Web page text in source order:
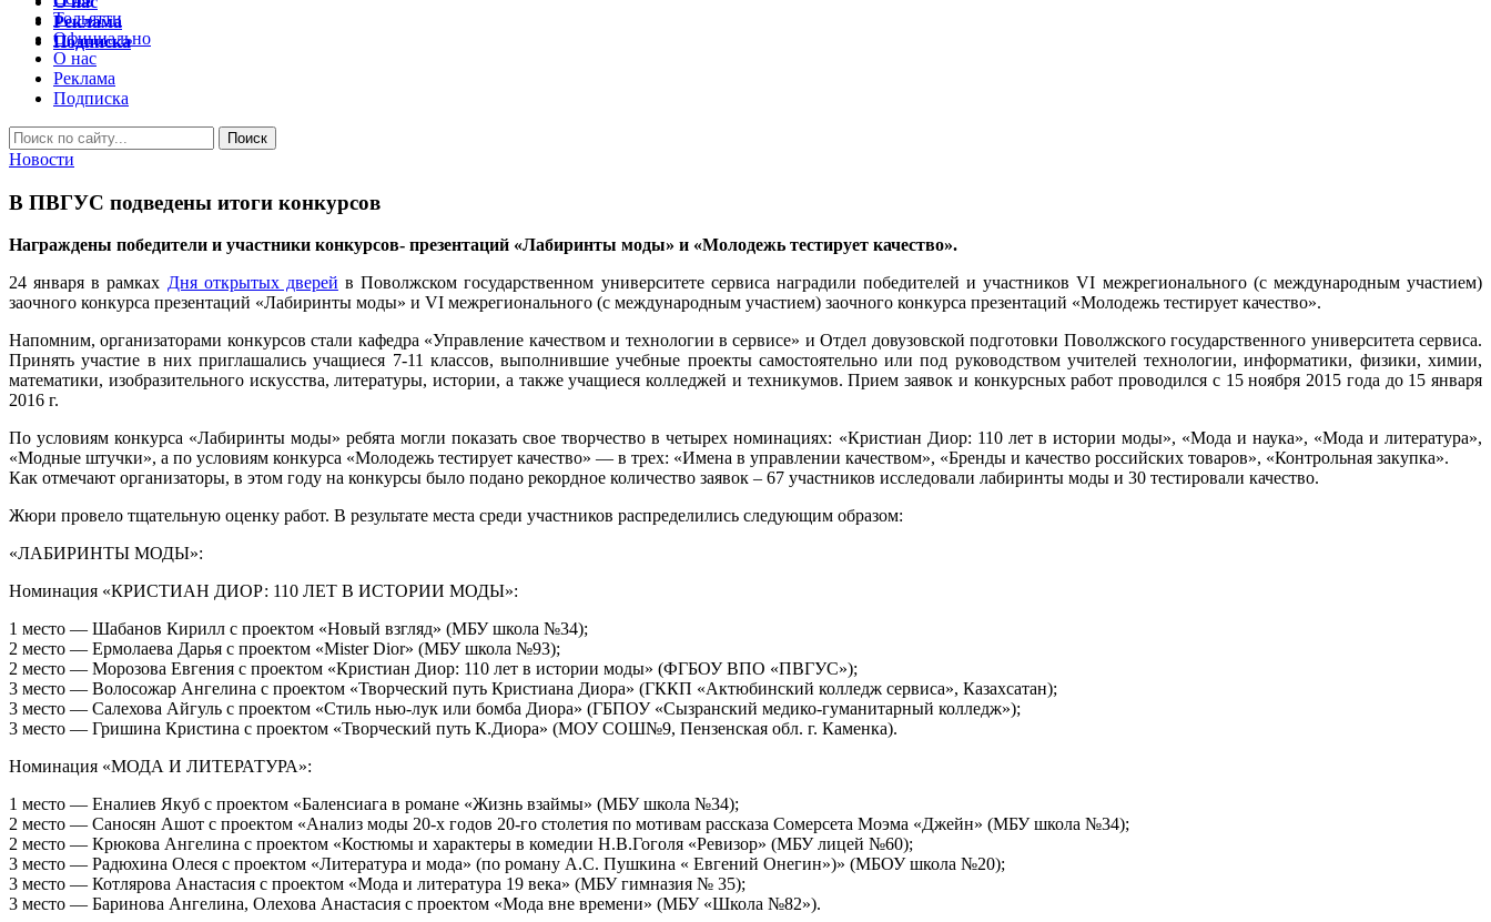
Тольятти
Официально
О нас
Реклама
Подписка
Новости
В ПВГУС подведены итоги конкурсов
Награждены победители и участники конкурсов- презентаций «Лабиринты моды» и «Молодежь тестирует качество».
24 января в рамках Дня открытых дверей в Поволжском государственном университете сервиса наградили победителей и участников VI межрегионального (с международным участием)
заочного конкурса презентаций «Лабиринты моды» и VI межрегионального (с международным участием) заочного конкурса презентаций «Молодежь тестирует качество».
Напомним, организаторами конкурсов стали кафедра «Управление качеством и технологии в сервисе» и Отдел довузовской подготовки Поволжского государственного университета сервиса.
Принять участие в них приглашались учащиеся 7-11 классов, выполнившие учебные проекты самостоятельно или под руководством учителей технологии, информатики, физики, химии,
математики, изобразительного искусства, литературы, истории, а также учащиеся колледжей и техникумов. Прием заявок и конкурсных работ проводился с 15 ноября 2015 года до 15 января
2016 г.
По условиям конкурса «Лабиринты моды» ребята могли показать свое творчество в четырех номинациях: «Кристиан Диор: 110 лет в истории моды», «Мода и наука», «Мода и литература»,
«Модные штучки», а по условиям конкурса «Молодежь тестирует качество» — в трех: «Имена в управлении качеством», «Бренды и качество российских товаров», «Контрольная закупка».
Как отмечают организаторы, в этом году на конкурсы было подано рекордное количество заявок – 67 участников исследовали лабиринты моды и 30 тестировали качество.
Жюри провело тщательную оценку работ. В результате места среди участников распределились следующим образом:
«ЛАБИРИНТЫ МОДЫ»:
Номинация «КРИСТИАН ДИОР: 110 ЛЕТ В ИСТОРИИ МОДЫ»:
1 место — Шабанов Кирилл с проектом «Новый взгляд» (МБУ школа №34);
2 место — Ермолаева Дарья с проектом «Mister Dior» (МБУ школа №93);
2 место — Морозова Евгения с проектом «Кристиан Диор: 110 лет в истории моды» (ФГБОУ ВПО «ПВГУС»);
3 место — Волосожар Ангелина с проектом «Творческий путь Кристиана Диора» (ГККП «Актюбинский колледж сервиса», Казахсатан);
3 место — Салехова Айгуль с проектом «Стиль нью-лук или бомба Диора» (ГБПОУ «Сызранский медико-гуманитарный колледж»);
3 место — Гришина Кристина с проектом «Творческий путь К.Диора» (МОУ СОШ№9, Пензенская обл. г. Каменка).
Номинация «МОДА И ЛИТЕРАТУРА»:
1 место — Еналиев Якуб с проектом «Баленсиага в романе «Жизнь взаймы» (МБУ школа №34);
2 место — Саносян Ашот с проектом «Анализ моды 20-х годов 20-го столетия по мотивам рассказа Сомерсета Моэма «Джейн» (МБУ школа №34);
2 место — Крюкова Ангелина с проектом «Костюмы и характеры в комедии Н.В.Гоголя «Ревизор» (МБУ лицей №60);
3 место — Радюхина Олеся с проектом «Литература и мода» (по роману А.С. Пушкина « Евгений Онегин»)» (МБОУ школа №20);
3 место — Котлярова Анастасия с проектом «Мода и литература 19 века» (МБУ гимназия № 35);
3 место — Баринова Ангелина, Олехова Анастасия с проектом «Мода вне времени» (МБУ «Школа №82»).
Реклама
Подписка